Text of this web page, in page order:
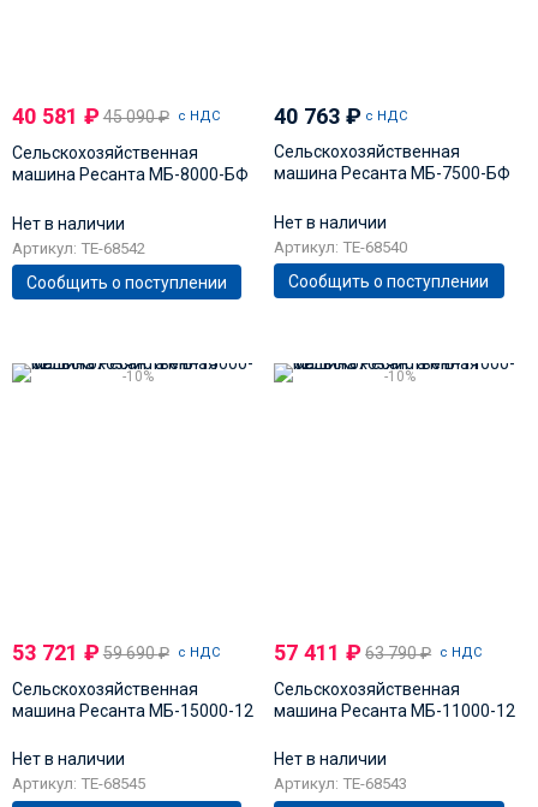
40 581 ₽ 45 090₽ с НДС
Сельскохозяйственная
машина Ресанта МБ-8000-БФ
Нет в наличии
Артикул: TE-68542
Сообщить о поступлении
40 763₽ с НДС
Сельскохозяйственная
машина Ресанта МБ-7500-БФ
Нет в наличии
Артикул: TE-68540
Сообщить о поступлении
-10%
53 721 ₽ 59 690₽ с НДС
Сельскохозяйственная
машина Ресанта МБ-15000-12
Нет в наличии
Артикул: TE-68545
-10%
57 411₽63 790₽ с НДС
Сельскохозяйственная
машина Ресанта МБ-11000-12
Нет в наличии
Артикул: TE-68543